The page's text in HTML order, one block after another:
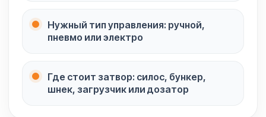
Нужный тип управления: ручной,
пневмо или электро
Где стоит затвор: силос, бункер,
шнек, загрузчик или дозатор